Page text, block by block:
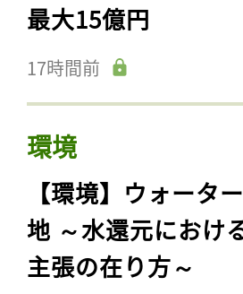
最大15億円
17時間前
環境
【環境】ウォータ
地 ～水還元におけ
主張の在り方～